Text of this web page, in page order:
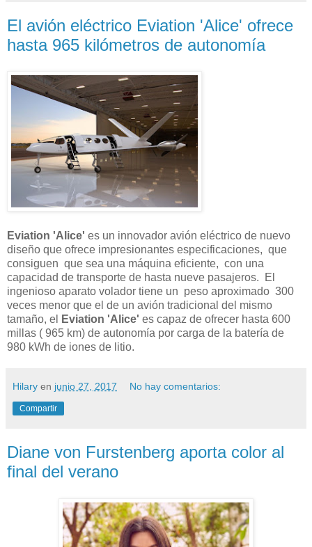
El avión eléctrico Eviation 'Alice' ofrece
hasta 965 kilómetros de autonomía
Eviation 'Alice' es un innovador avión eléctrico de nuevo
diseño que ofrece impresionantes especificaciones, que
consiguen que sea una máquina eficiente, con una
capacidad de transporte de hasta nueve pasajeros. El
ingenioso aparato volador tiene un peso aproximado 300
veces menor que el de un avión tradicional del mismo
tamaño, el
Eviation 'Alice' es capaz de ofrecer hasta 600
millas ( 965 km) de autonomía por carga de la batería de
980 kWh de iones de litio.
Hilary en junio 27, 2017 No hay comentarios:
Compartir
Diane von Furstenberg aporta color al
final del verano